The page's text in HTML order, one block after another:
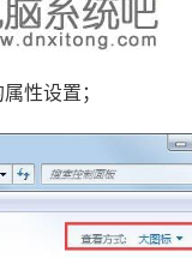
性设置；